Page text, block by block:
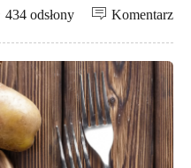
Komentarz
434 odsłony